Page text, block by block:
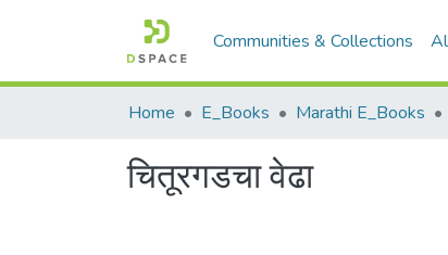
Communities & Collections
Home E_Books Marathi E_Books
चितूरगडचा वेढा